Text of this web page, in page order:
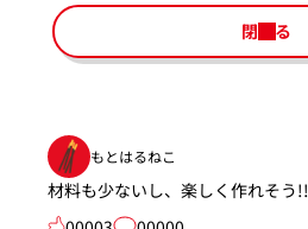
閉じる
もとはるねこ
材料も少ないし、楽しく作れそう!!